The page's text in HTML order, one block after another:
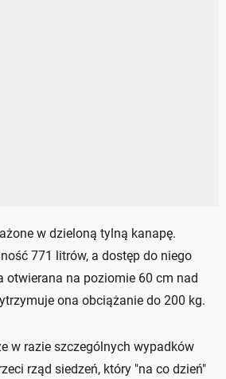
w dzieloną tylną kanapę.
771 litrów, a dostęp do niego
otwierana na poziomie 60 cm nad
ona obciążanie do 200 kg.
w razie szczególnych wypadków
rząd siedzeń, który "na co dzień"